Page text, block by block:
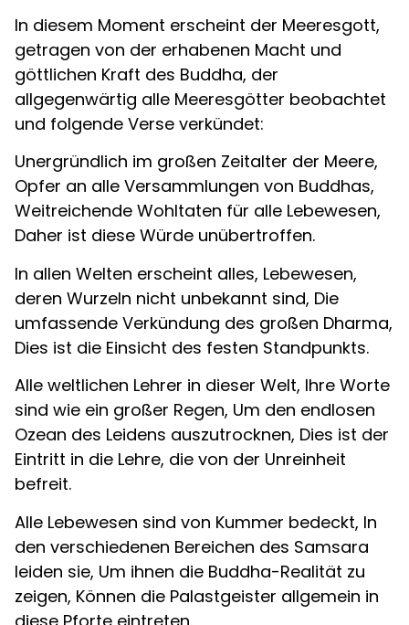
In diesem Moment erscheint der Meeresgott,
getragen von der erhabenen Macht und
göttlichen Kraft des Buddha, der
allgegenwärtig alle Meeresgötter beobachtet
und folgende Verse verkündet:
Unergründlich im großen Zeitalter der Meere,
Opfer an alle Versammlungen von Buddhas,
Weitreichende Wohltaten für alle Lebewesen,
Daher ist diese Würde unübertroffen.
In allen Welten erscheint alles, Lebewesen,
deren Wurzeln nicht unbekannt sind, Die
umfassende Verkündung des großen Dharma,
Dies ist die Einsicht des festen Standpunkts.
Alle weltlichen Lehrer in dieser Welt, Ihre Worte
sind wie ein großer Regen, Um den endlosen
Ozean des Leidens auszutrocknen, Dies ist der
Eintritt in die Lehre, die von der Unreinheit
befreit.
Alle Lebewesen sind von Kummer bedeckt, In
den verschiedenen Bereichen des Samsara
leiden sie, Um ihnen die Buddha-Realität zu
zeigen, Können die Palastgeister allgemein in
diese Pforte eintreten.